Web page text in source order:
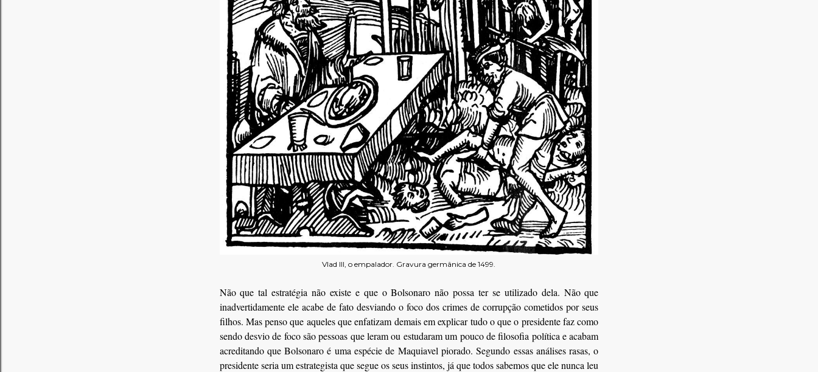
Vlad III, o empalador. Gravura germânica de 1499.
Não que tal estratégia não existe e que o Bolsonaro não possa ter se utilizado dela. Não que
inadvertidamente ele acabe de fato desviando o foco dos crimes de corrupção cometidos por seus
filhos. Mas penso que aqueles que enfatizam demais em explicar tudo o que o presidente faz como
sendo desvio de foco são pessoas que leram ou estudaram um pouco de filosofia política e acabam
acreditando que Bolsonaro é uma espécie de Maquiavel piorado. Segundo essas análises rasas, o
presidente seria um estrategista que segue os seus instintos, já que todos sabemos que ele nunca leu